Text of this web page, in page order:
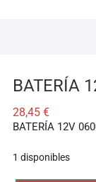
BATERÍA
28,45 €
BATERÍA 12V
1 disponibles